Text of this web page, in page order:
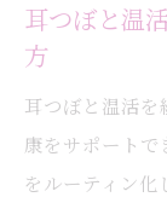
耳つぼと温
方
耳つぼと温活
康をサポート
をルーティン